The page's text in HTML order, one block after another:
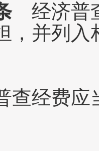
经济普
，并列
经费应